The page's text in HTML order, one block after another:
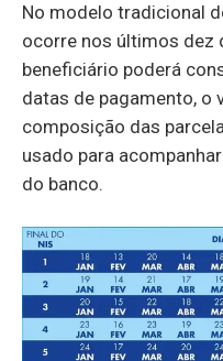
No modelo tradicional
ocorre nos últimos dez
beneficiário poderá
datas de pagamento, o
composição das
usado para
do banco.